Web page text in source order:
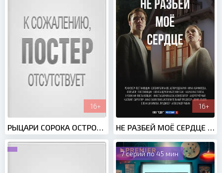
16+
РЫЦАРИ СОРОКА ОСТРОВОВ (2025)
16+
НЕ РАЗБЕЙ МОЁ СЕРДЦЕ (2024)
7 серий по 45 мин